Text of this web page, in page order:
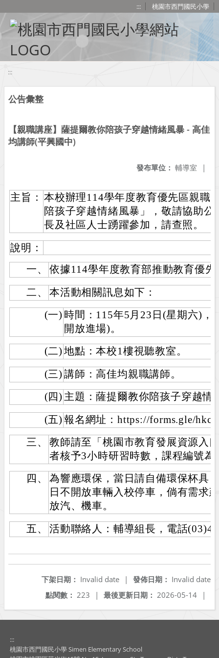
::: 桃園市西門國民小學
:::
公告彙整
【親職講座】薩提爾教你陪孩子穿越情緒風暴 - 高佳
均講師(平興國中)
發布單位： 輔導室 |
主旨： 本校辦理114學年度教育優先區親職
陪孩子穿越情緒風暴」，敬請協助
長及社區人士踴躍參加，請查照。
說明：
一、
依據114學年度教育部推動教育優
二、
本活動相關訊息如下：
(一) 時間：115年5月23日(星期六)，
開放進場)。
(二) 地點：本校1樓視聽教室。
(三) 講師：高佳均親職講師。
(四) 主題：薩提爾教你陪孩子穿越情
(五) 報名網址：https://forms.gle/
三、
教師請至「桃園市教育發展資源入
者核予3小時研習時數，課程編號為
四、
為響應環保，當日請自備環保杯具
日不開放車輛入校停車，倘有需求
放汽、機車。
五、
活動聯絡人：輔導組長，電話
發佈日期： Invalid date
下架日期： Invalid date
|
最後更新日期： 2026-05-14 |
點閱數： 223 |
:::
桃園市西門國民小學 Simen Elementary School